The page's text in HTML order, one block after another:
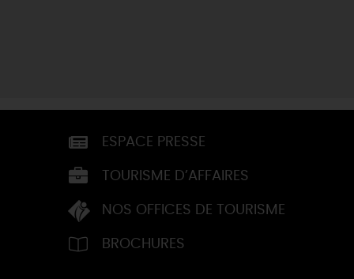
ESPACE PRESSE
TOURISME D’AFFAIRES
NOS OFFICES DE TOURISME
BROCHURES